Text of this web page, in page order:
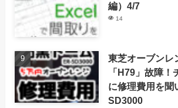
編）4/7
14
東芝オーブンレ
「H79」故障！
に修理費用を聞
SD3000